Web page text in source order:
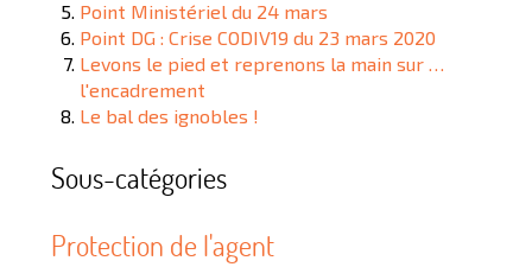
Point Ministériel du 24 mars
Point DG : Crise CODIV19 du 23 mars 2020
Levons le pied et reprenons la main sur …
l'encadrement
Le bal des ignobles !
Sous-catégories
Protection de l'agent